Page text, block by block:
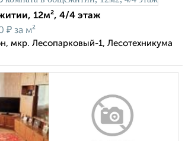
12м², 4/4 этаж
₽ за м²
мкр. Лесопарковый-1, Лесотехникума